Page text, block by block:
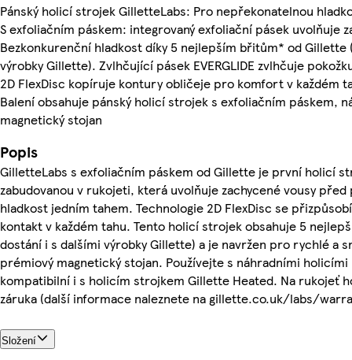
Pánský holicí strojek GilletteLabs: Pro nepřekonatelnou
S exfoliačním páskem: integrovaný exfoliační pásek uvolňuje
Bezkonkurenční hladkost díky 5 nejlepším břitům* od
výrobky Gillette). Zvlhčující pásek EVERGLIDE zvlhčuje
2D FlexDisc kopíruje kontury obličeje pro komfort v každém
Balení obsahuje pánský holicí strojek s exfoliačním páskem,
magnetický stojan
Popis
GilletteLabs s exfoliačním páskem od Gillette je první holicí
zabudovanou v rukojeti, která uvolňuje zachycené vousy
hladkost jedním tahem. Technologie 2D FlexDisc se
kontakt v každém tahu. Tento holicí strojek obsahuje 5
dostání i s dalšími výrobky Gillette) a je navržen pro rychlé a
prémiový magnetický stojan. Používejte s náhradními
kompatibilní i s holicím strojkem Gillette Heated. Na rukojeť
záruka (další informace naleznete na gillette.co.uk/labs/
Složení